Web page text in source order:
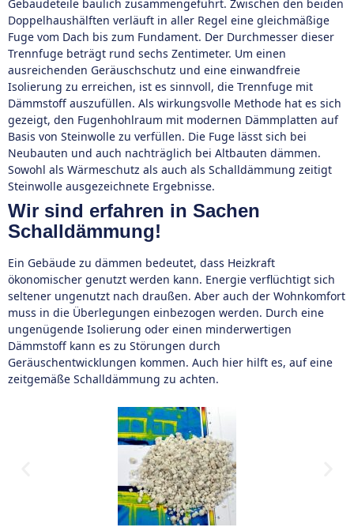
Gebäudeteile baulich zusammengeführt. Zwischen den beiden
Doppelhaushälften verläuft in aller Regel eine gleichmäßige
Fuge vom Dach bis zum Fundament. Der Durchmesser dieser
Trennfuge beträgt rund sechs Zentimeter. Um einen
ausreichenden Geräuschschutz und eine einwandfreie
Isolierung zu erreichen, ist es sinnvoll, die Trennfuge mit
Dämmstoff auszufüllen. Als wirkungsvolle Methode hat es sich
gezeigt, den Fugenhohlraum mit modernen Dämmplatten auf
Basis von Steinwolle zu verfüllen. Die Fuge lässt sich bei
Neubauten und auch nachträglich bei Altbauten dämmen.
Sowohl als Wärmeschutz als auch als Schalldämmung zeitigt
Steinwolle ausgezeichnete Ergebnisse.
Wir sind erfahren in Sachen
Schalldämmung!
Ein Gebäude zu dämmen bedeutet, dass Heizkraft
ökonomischer genutzt werden kann. Energie verflüchtigt sich
seltener ungenutzt nach draußen. Aber auch der Wohnkomfort
muss in die Überlegungen einbezogen werden. Durch eine
ungenügende Isolierung oder einen minderwertigen
Dämmstoff kann es zu Störungen durch
Geräuschentwicklungen kommen. Auch hier hilft es, auf eine
zeitgemäße Schalldämmung zu achten.